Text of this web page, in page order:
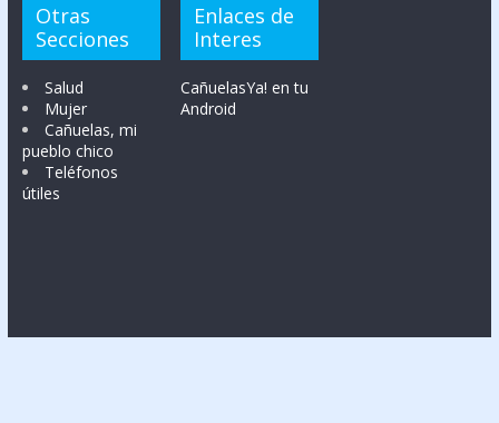
Otras
Secciones
Salud
Mujer
Cañuelas, mi
pueblo chico
Teléfonos
útiles
Enlaces de
Interes
CañuelasYa! en tu
Android